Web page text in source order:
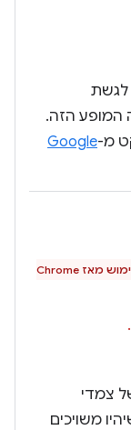
לגשת
המופע הזה.
מ-Google
הוצא משימוש מאז Chrome
צמדי
משויכים